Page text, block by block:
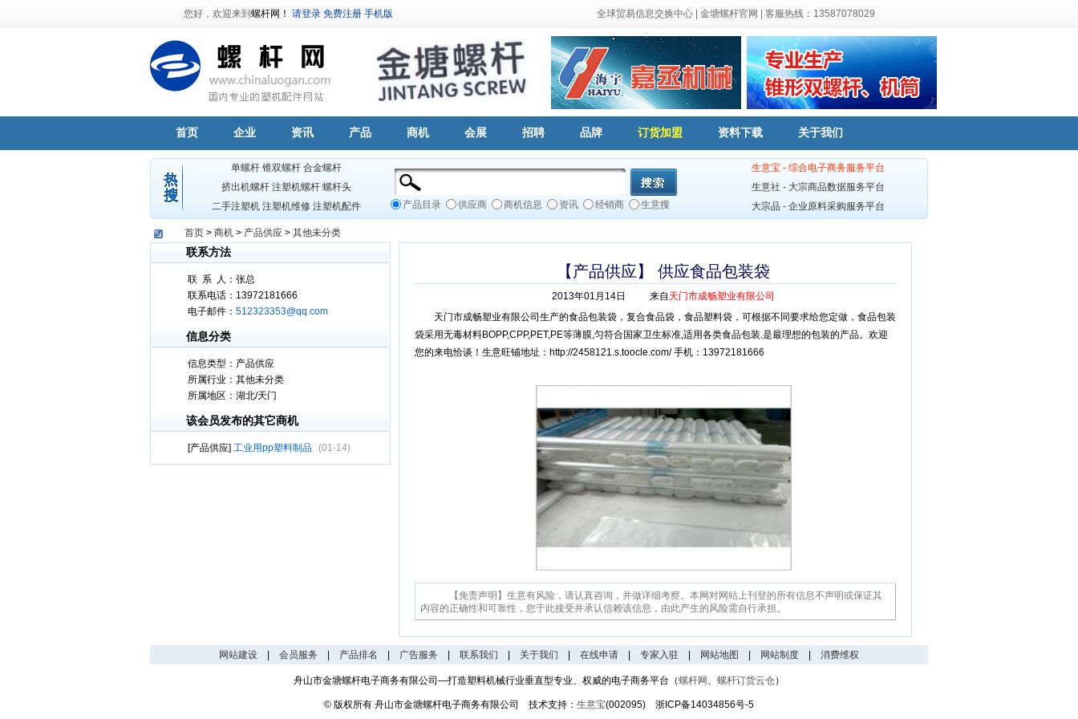
您好，欢迎来到 螺杆网！ 请登录 免费注册 手机版 全球贸易信息交换中心| 金塘螺杆官网 客服热线：13587078029
首页 企业 资讯 产品 商机 会展 招聘 品牌 订货加盟 资料下载 关于我们
单螺杆 锥双螺杆 合金螺杆
挤出机螺杆 注塑机螺杆 螺杆头
二手注塑机 注塑机维修 注塑机配件 产品目录 供应商 商机信息 资讯 经销商 生意搜
生意宝 - 综合电子商务服务平台
生意社 - 大宗商品数据服务平台
大宗品 - 企业原料采购服务平台
首页 > 商机 > 产品供应 > 其他未分类
联系方法
联 系 人：张总
联系电话：13972181666
电子邮件： 512323353@qq.com
信息分类
信息类型： 产品供应
所属行业： 其他未分类
所属地区： 湖北/天门
该会员发布的其它商机
[产品供应] 工业用pp塑料制品 (01-14)
【产品供应】 供应食品包装袋
2013年01月14日 来自 天门市成畅塑业有限公司
天门市成畅塑业有限公司生产的食品包装袋，复合食品袋，食品塑料袋，可根据不同要求给您定做，食品包装
袋采用无毒材料BOPP,CPP,PET,PE等薄膜,匀符合国家卫生标准,适用各类食品包装.是最理想的包装的产品。欢迎
您的来电恰谈！生意旺铺地址：http://2458121.s.toocle.com/ 手机：13972181666
【免责声明】生意有风险，请认真咨询，并做详细考察。本网对网站上刊登的所有信息不声明或保证其
内容的正确性和可靠性，您于此接受并承认信赖该信息，由此产生的风险需自行承担。
网站建设 会员服务 产品排名 广告服务 联系我们 关于我们 在线申请 专家入驻 网站地图 网站制度 消费维权
舟山市金塘螺杆电子商务有限公司—打造塑料机械行业垂直型专业、权威的电子商务平台（螺杆网 、 螺杆订货云仓）
© 版权所有 舟山市金塘螺杆电子商务有限公司 技术支持： 生意宝(002095) 浙ICP备14034856号-5